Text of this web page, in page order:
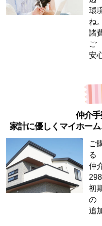
環
ね。
諸
ご
安
仲介手
家計に優しくマイホー
ご
る
仲
初
の
追